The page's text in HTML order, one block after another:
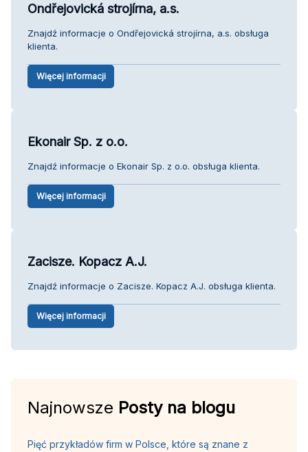
Ondřejovická strojírna, a.s.
Znajdź informacje o Ondřejovická strojírna, a.s. obsługa
klienta.
Więcej informacji
Ekonair Sp. z o.o.
Znajdź informacje o Ekonair Sp. z o.o. obsługa klienta.
Więcej informacji
Zacisze. Kopacz A.J.
Znajdź informacje o Zacisze. Kopacz A.J. obsługa klienta.
Więcej informacji
Najnowsze Posty na blogu
Pięć przykładów firm w Polsce, które są znane z